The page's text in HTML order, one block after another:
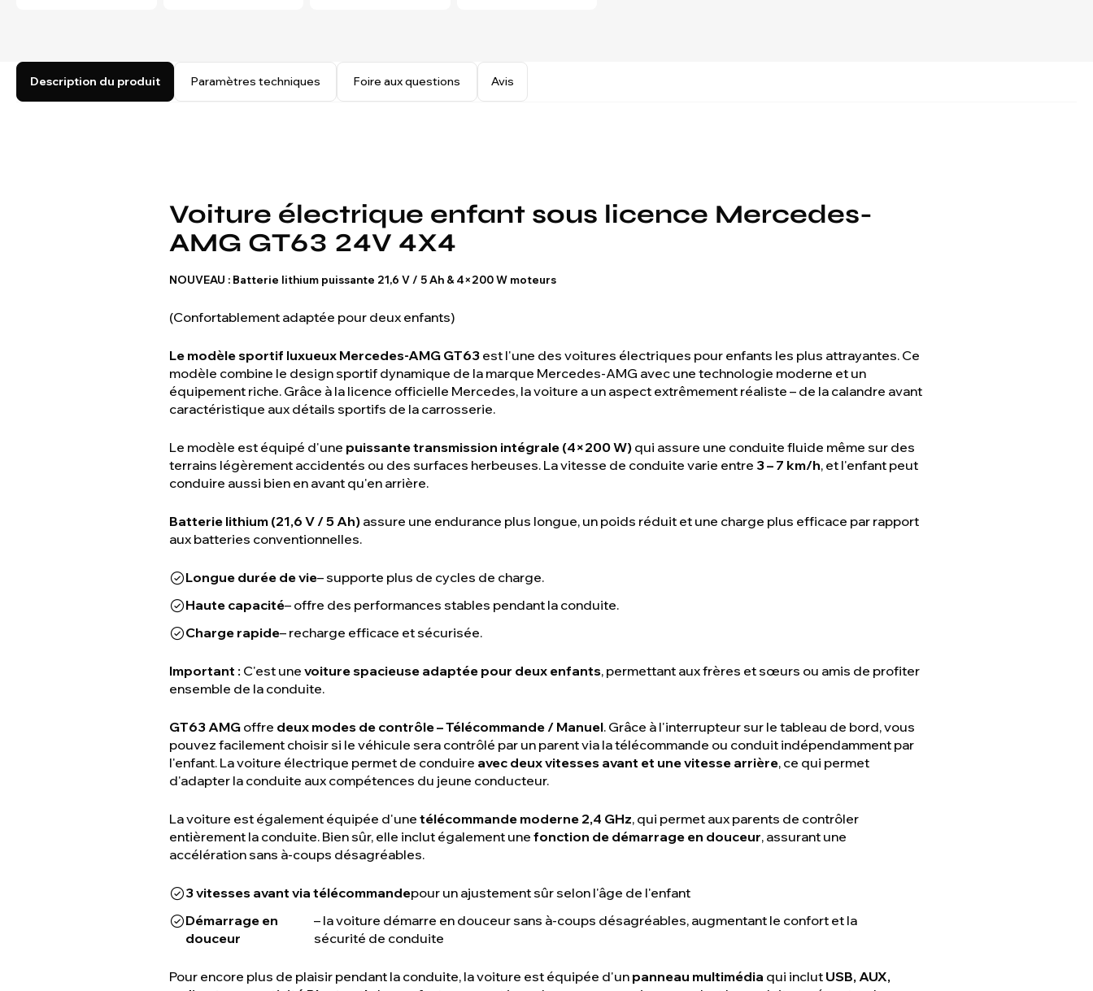
Description du produit Paramètres techniques Foire aux questions Avis
Voiture électrique enfant sous licence Mercedes-
AMG GT63 24V 4X4
NOUVEAU : Batterie lithium puissante 21,6 V / 5 Ah & 4×200 W moteurs
(Confortablement adaptée pour deux enfants)
Le modèle sportif luxueux Mercedes-AMG GT63 est l'une des voitures électriques pour enfants les plus attrayantes. Ce
modèle combine le design sportif dynamique de la marque Mercedes-AMG avec une technologie moderne et un
équipement riche. Grâce à la licence officielle Mercedes, la voiture a un aspect extrêmement réaliste – de la calandre avant
caractéristique aux détails sportifs de la carrosserie.
Le modèle est équipé d'une puissante transmission intégrale (4×200 W) qui assure une conduite fluide même sur des
terrains légèrement accidentés ou des surfaces herbeuses. La vitesse de conduite varie entre 3 – 7 km/h, et l'enfant peut
conduire aussi bien en avant qu'en arrière.
Batterie lithium (21,6 V / 5 Ah) assure une endurance plus longue, un poids réduit et une charge plus efficace par rapport
aux batteries conventionnelles.
Longue durée de vie– supporte plus de cycles de charge.
Haute capacité– offre des performances stables pendant la conduite.
Charge rapide– recharge efficace et sécurisée.
Important : C'est une voiture spacieuse adaptée pour deux enfants, permettant aux frères et sœurs ou amis de profiter
ensemble de la conduite.
GT63 AMG offre deux modes de contrôle – Télécommande / Manuel. Grâce à l'interrupteur sur le tableau de bord, vous
pouvez facilement choisir si le véhicule sera contrôlé par un parent via la télécommande ou conduit indépendamment par
l'enfant. La voiture électrique permet de conduire avec deux vitesses avant et une vitesse arrière, ce qui permet
d'adapter la conduite aux compétences du jeune conducteur.
La voiture est également équipée d'une télécommande moderne 2,4 GHz, qui permet aux parents de contrôler
entièrement la conduite. Bien sûr, elle inclut également une fonction de démarrage en douceur, assurant une
accélération sans à-coups désagréables.
3 vitesses avant via télécommandepour un ajustement sûr selon l'âge de l'enfant
Démarrage en
douceur
– la voiture démarre en douceur sans à-coups désagréables, augmentant le confort et la
sécurité de conduite
Pour encore plus de plaisir pendant la conduite, la voiture est équipée d'un panneau multimédia qui inclut USB, AUX,